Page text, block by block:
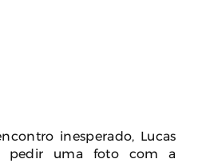
inesperado, Lucas
pedir uma foto com a